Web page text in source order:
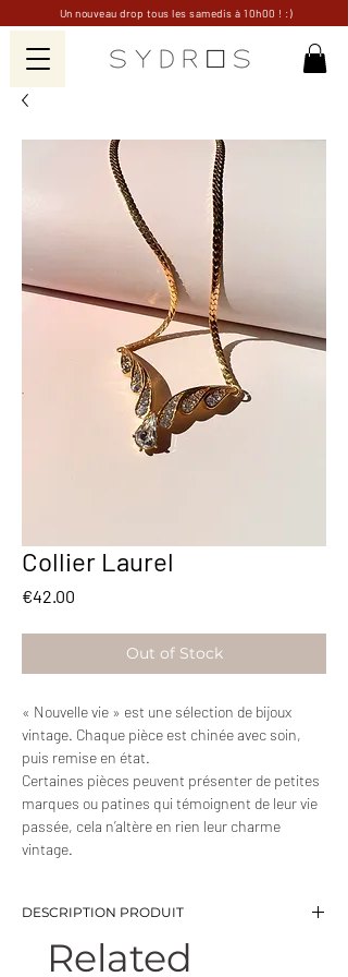
Un nouveau drop tous les samedis à 10h00 ! :)
Collier Laurel
€42.00
Out of Stock
« Nouvelle vie » est une sélection de bijoux
vintage. Chaque pièce est chinée avec soin,
puis remise en état.
Certaines pièces peuvent présenter de petites
marques ou patines qui témoignent de leur vie
passée, cela n’altère en rien leur charme
vintage.
DESCRIPTION PRODUIT
-Collier maille plate et pendentif typique
Related